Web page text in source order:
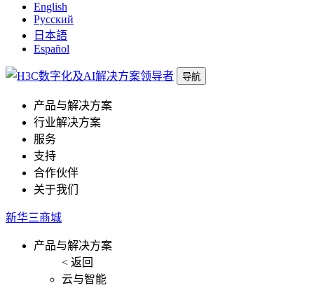
English
Русский
日本語
Español
导航
产品与解决方案
行业解决方案
服务
支持
合作伙伴
关于我们
新华三商城
产品与解决方案
< 返回
云与智能